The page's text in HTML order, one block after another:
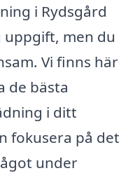
i Rydsgård
uppgift, men du
Vi finns här
de bästa
i ditt
fokusera på det
under